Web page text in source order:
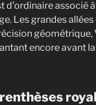
associé
Les grandes
encore avant